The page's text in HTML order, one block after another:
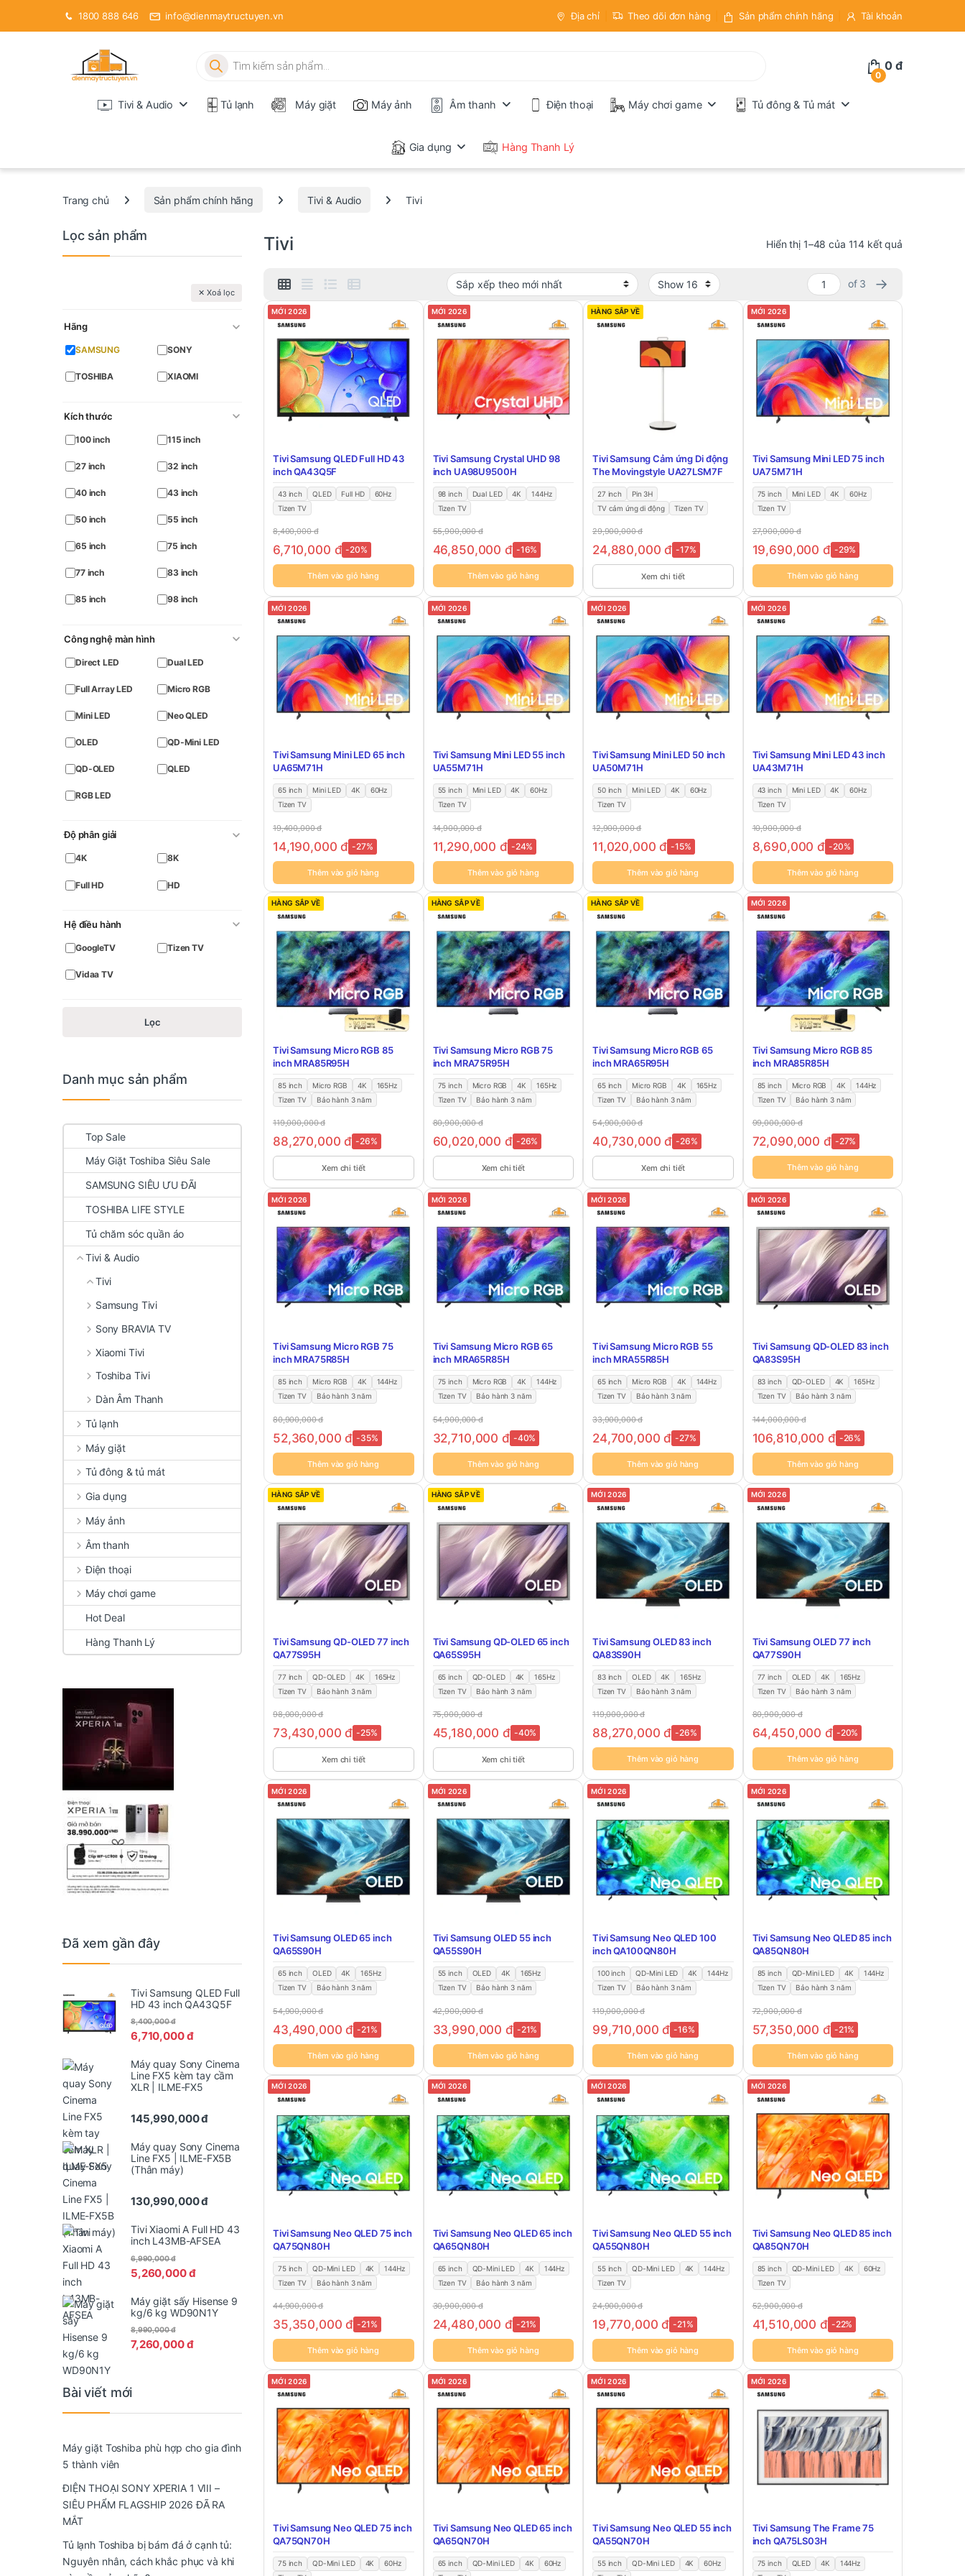
1800 888 646 info@dienmaytructuyen.vn Địa chỉ Theo dõi đơn hàng Sản phẩm chính hãng Tài khoản
Tìm kiếm sản phẩm
0
0đ
Tivi & Audio Tủ lạnh Máy giặt Máy ảnh Âm thanh Điện thoại Máy chơi game Tủ đông & Tủ mát
Gia dụng Hàng Thanh Lý
Trang chủ Sản phẩm chính hãng Tivi & Audio Tivi
Tivi Hiển thị 1–48 của 114 kết quả
of 3 →
MỚI 2026
Tivi Samsung QLED Full HD 43
inch QA43Q5F
43 inch QLED Full HD
60Hz
Tizen TV
8,400,000đ
6,710,000 đ -20%
Thêm vào giỏ hàng
MỚI 2026
Tivi Samsung Crystal UHD 98
inch UA98U9500H
98 inch Dual LED 4K
144Hz
Tizen TV
55,900,000đ
46,850,000 đ -16%
Thêm vào giỏ hàng
HÀNG SẮP VỀ
Tivi Samsung Cảm ứng Di động
The Movingstyle UA27LSM7F
27 inch
Pin 3H
TV cảm ứng di động
Tizen TV
29,900,000đ
24,880,000đ -17%
Xem chi tiết
MỚI 2026
Tivi Samsung Mini LED 75 inch
UA75M71H
75 inch Mini LED 4K
60Hz
Tizen TV
27,900,000đ
19,690,000 đ -29%
Thêm vào giỏ hàng
MỚI 2026
Tivi Samsung Mini LED 65 inch
UA65M71H
65 inch Mini LED 4K
60Hz
Tizen TV
19,400,000đ
14,190,000đ -27%
Thêm vào giỏ hàng
MỚI 2026
Tivi Samsung Mini LED 55 inch
UA55M71H
55 inch Mini LED 4K
60Hz
Tizen TV
14,900,000đ
11,290,000 đ -24%
Thêm vào giỏ hàng
MỚI 2026
Tivi Samsung Mini LED 50 inch
UA50M71H
50 inch Mini LED 4K
60Hz
Tizen TV
12,900,000đ
11,020,000đ -15%
Thêm vào giỏ hàng
MỚI 2026
Tivi Samsung Mini LED 43 inch
UA43M71H
43 inch Mini LED 4K
60Hz
Tizen TV
10,900,000đ
8,690,000đ -20%
Thêm vào giỏ hàng
HÀNG SẮP VỀ
Tivi Samsung Micro RGB 85
inch MRA85R95H
85 inch Micro RGB 4K
165Hz
Tizen TV
Bảo hành 3 năm
119,000,000đ
88,270,000đ -26%
Xem chi tiết
HÀNG SẮP VỀ
Tivi Samsung Micro RGB 75
inch MRA75R95H
75 inch Micro RGB 4K
165Hz
Tizen TV
Bảo hành 3 năm
80,900,000đ
60,020,000 đ -26%
Xem chi tiết
HÀNG SẮP VỀ
Tivi Samsung Micro RGB 65
inch MRA65R95H
65 inch Micro RGB 4K
165Hz
Tizen TV
Bảo hành 3 năm
54,900,000đ
40,730,000đ -26%
Xem chi tiết
MỚI 2026
Tivi Samsung Micro RGB 85
inch MRA85R85H
85 inch Micro RGB 4K
144Hz
Tizen TV
Bảo hành 3 năm
99,000,000đ
72,090,000 đ -27%
Thêm vào giỏ hàng
MỚI 2026
Tivi Samsung Micro RGB 75
inch MRA75R85H
85 inch Micro RGB 4K
144Hz
Tizen TV
Bảo hành 3 năm
80,900,000đ
52,360,000đ -35%
Thêm vào giỏ hàng
MỚI 2026
Tivi Samsung Micro RGB 65
inch MRA65R85H
75 inch Micro RGB 4K
144Hz
Tizen TV
Bảo hành 3 năm
54,900,000đ
32,710,000 đ -40%
Thêm vào giỏ hàng
MỚI 2026
Tivi Samsung Micro RGB 55
inch MRA55R85H
65 inch Micro RGB 4K
144Hz
Tizen TV
Bảo hành 3 năm
33,900,000đ
24,700,000đ -27%
Thêm vào giỏ hàng
MỚI 2026
Tivi Samsung QD-OLED 83 inch
QA83S95H
83 inch QD-OLED 4K
165Hz
Tizen TV
Bảo hành 3 năm
144,000,000đ
106,810,000 đ -26%
Thêm vào giỏ hàng
HÀNG SẮP VỀ
Tivi Samsung QD-OLED 77 inch
QA77S95H
77 inch QD-OLED 4K
165Hz
Tizen TV
Bảo hành 3 năm
98,000,000đ
73,430,000đ -25%
Xem chi tiết
HÀNG SẮP VỀ
Tivi Samsung QD-OLED 65 inch
QA65S95H
65 inch QD-OLED 4K
165Hz
Tizen TV
Bảo hành 3 năm
75,000,000đ
45,180,000 đ -40%
Xem chi tiết
MỚI 2026
Tivi Samsung OLED 83 inch
QA83S90H
83 inch OLED 4K
165Hz
Tizen TV
Bảo hành 3 năm
119,000,000đ
88,270,000đ -26%
Thêm vào giỏ hàng
MỚI 2026
Tivi Samsung OLED 77 inch
QA77S90H
77 inch OLED 4K
165Hz
Tizen TV
Bảo hành 3 năm
80,900,000đ
64,450,000 đ -20%
Thêm vào giỏ hàng
MỚI 2026
Tivi Samsung OLED 65 inch
QA65S90H
65 inch OLED 4K
165Hz
Tizen TV
Bảo hành 3 năm
54,900,000đ
43,490,000đ -21%
Thêm vào giỏ hàng
MỚI 2026
Tivi Samsung OLED 55 inch
QA55S90H
55 inch OLED 4K
165Hz
Tizen TV
Bảo hành 3 năm
42,900,000đ
33,990,000 đ -21%
Thêm vào giỏ hàng
MỚI 2026
Tivi Samsung Neo QLED 100
inch QA100QN80H
100 inch QD-Mini LED 4K
144Hz
Tizen TV
Bảo hành 3 năm
119,000,000đ
99,710,000đ -16%
Thêm vào giỏ hàng
MỚI 2026
Tivi Samsung Neo QLED 85 inch
QA85QN80H
85 inch QD-Mini LED 4K
144Hz
Tizen TV
Bảo hành 3 năm
72,900,000đ
57,350,000 đ -21%
Thêm vào giỏ hàng
MỚI 2026
Tivi Samsung Neo QLED 75 inch
QA75QN80H
75 inch QD-Mini LED 4K
144Hz
Tizen TV
Bảo hành 3 năm
44,900,000đ
35,350,000đ -21%
Thêm vào giỏ hàng
MỚI 2026
Tivi Samsung Neo QLED 65 inch
QA65QN80H
65 inch QD-Mini LED 4K
144Hz
Tizen TV
Bảo hành 3 năm
30,900,000đ
24,480,000 đ -21%
Thêm vào giỏ hàng
MỚI 2026
Tivi Samsung Neo QLED 55 inch
QA55QN80H
55 inch QD-Mini LED 4K
144Hz
Tizen TV
24,900,000đ
19,770,000đ -21%
Thêm vào giỏ hàng
MỚI 2026
Tivi Samsung Neo QLED 85 inch
QA85QN70H
85 inch QD-Mini LED 4K
60Hz
Tizen TV
52,900,000đ
41,510,000 đ -22%
Thêm vào giỏ hàng
MỚI 2026
Tivi Samsung Neo QLED 75 inch
QA75QN70H
75 inch QD-Mini LED 4K
60Hz
MỚI 2026
Tivi Samsung Neo QLED 65 inch
QA65QN70H
65 inch QD-Mini LED 4K
60Hz
MỚI 2026
Tivi Samsung Neo QLED 55 inch
QA55QN70H
55 inch QD-Mini LED 4K
60Hz
MỚI 2026
Tivi Samsung The Frame 75
inch QA75LS03H
75 inch QLED 4K
144Hz
Lọc sản phẩm
✕ Xoá lọc
Hãng
SAMSUNG SONY
TOSHIBA XIAOMI
Kích thước
100 inch 115 inch
27 inch 32 inch
40 inch 43 inch
50 inch 55 inch
65 inch 75 inch
77 inch 83 inch
85 inch 98 inch
Công nghệ màn hình
Direct LED Dual LED
Full Array LED Micro RGB
Mini LED Neo QLED
OLED QD-Mini LED
QD-OLED QLED
RGB LED
Độ phân giải
4K 8K
Full HD HD
Hệ điều hành
GoogleTV Tizen TV
Vidaa TV
Lọc
Danh mục sản phẩm
Top Sale
Máy Giặt Toshiba Siêu Sale
SAMSUNG SIÊU ƯU ĐÃI
TOSHIBA LIFE STYLE
Tủ chăm sóc quần áo
Tivi & Audio
Tivi
Samsung Tivi
Sony BRAVIA TV
Xiaomi Tivi
Toshiba Tivi
Dàn Âm Thanh
Tủ lạnh
Máy giặt
Tủ đông & tủ mát
Gia dụng
Máy ảnh
Âm thanh
Điện thoại
Máy chơi game
Hot Deal
Hàng Thanh Lý
Đã xem gần đây
Tivi Samsung QLED Full
HD 43 inch QA43Q5F
6,710,000đ
8,400,000đ
Máy quay Sony Cinema
Line FX5 kèm tay cầm
XLR | ILME-FX5
145,990,000đ
Máy quay Sony Cinema
Line FX5 | ILME-FX5B
(Thân máy)
130,990,000đ
Tivi Xiaomi A Full HD 43
inch L43MB-AFSEA
5,260,000đ
6,990,000đ
Máy giặt sấy Hisense 9
kg/6 kg WD90N1Y
7,260,000đ
8,990,000đ
Bài viết mới
Máy giặt Toshiba phù hợp cho gia đình
5 thành viên
ĐIỆN THOẠI SONY XPERIA 1 VIII –
SIÊU PHẨM FLAGSHIP 2026 ĐÃ RA
MẮT
Tủ lạnh Toshiba bị bám đá ở cạnh tủ:
Nguyên nhân, cách khắc phục và khi